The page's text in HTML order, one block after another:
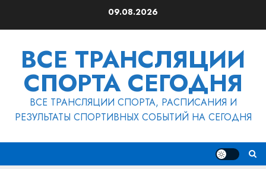
09.08.2026
ВСЕ ТРАНСЛЯЦИИ
СПОРТА СЕГОДНЯ
ВСЕ ТРАНСЛЯЦИИ СПОРТА, РАСПИСАНИЯ И
РЕЗУЛЬТАТЫ СПОРТИВНЫХ СОБЫТИЙ НА СЕГОДНЯ